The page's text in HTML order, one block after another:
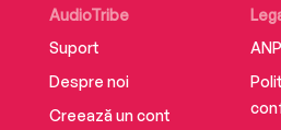
AudioTribe
Suport
Despre noi
Creează un cont